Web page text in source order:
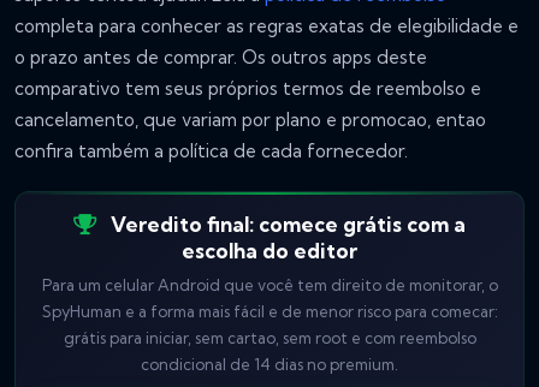
completa para conhecer as regras exatas de elegibilidade e
o prazo antes de comprar. Os outros apps deste
comparativo tem seus próprios termos de reembolso e
cancelamento, que variam por plano e promocao, entao
confira também a política de cada fornecedor.
Veredito final: comece grátis com a
escolha do editor
Para um celular Android que você tem direito de monitorar, o
SpyHuman e a forma mais fácil e de menor risco para comecar:
grátis para iniciar, sem cartao, sem root e com reembolso
condicional de 14 dias no premium.